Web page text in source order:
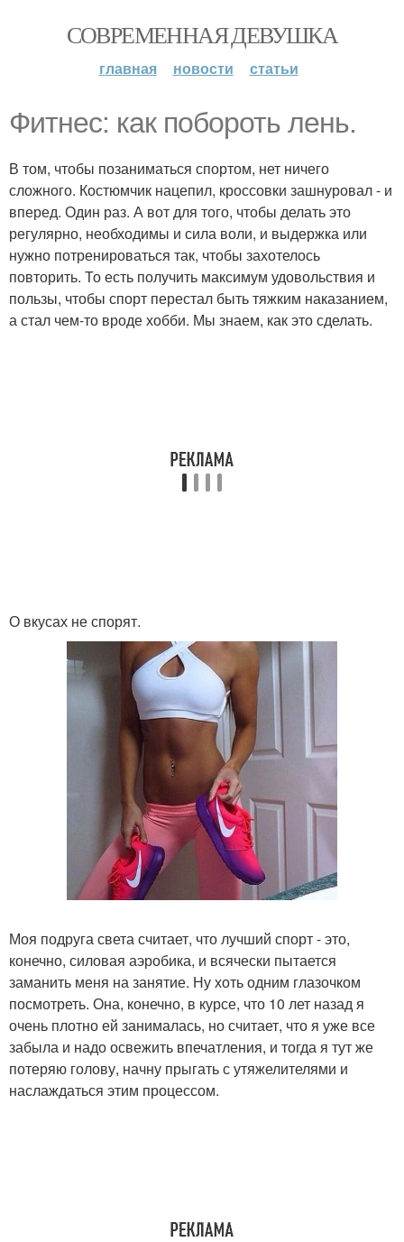
СОВРЕМЕННАЯ ДЕВУШКА
главная новости статьи
Фитнес: как побороть лень.
В том, чтобы позаниматься спортом, нет ничего
сложного. Костюмчик нацепил, кроссовки зашнуровал - и
вперед. Один раз. А вот для того, чтобы делать это
регулярно, необходимы и сила воли, и выдержка или
нужно потренироваться так, чтобы захотелось
повторить. То есть получить максимум удовольствия и
пользы, чтобы спорт перестал быть тяжким наказанием,
а стал чем-то вроде хобби. Мы знаем, как это сделать.
О вкусах не спорят.
Моя подруга света считает, что лучший спорт - это,
конечно, силовая аэробика, и всячески пытается
заманить меня на занятие. Ну хоть одним глазочком
посмотреть. Она, конечно, в курсе, что 10 лет назад я
очень плотно ей занималась, но считает, что я уже все
забыла и надо освежить впечатления, и тогда я тут же
потеряю голову, начну прыгать с утяжелителями и
наслаждаться этим процессом.